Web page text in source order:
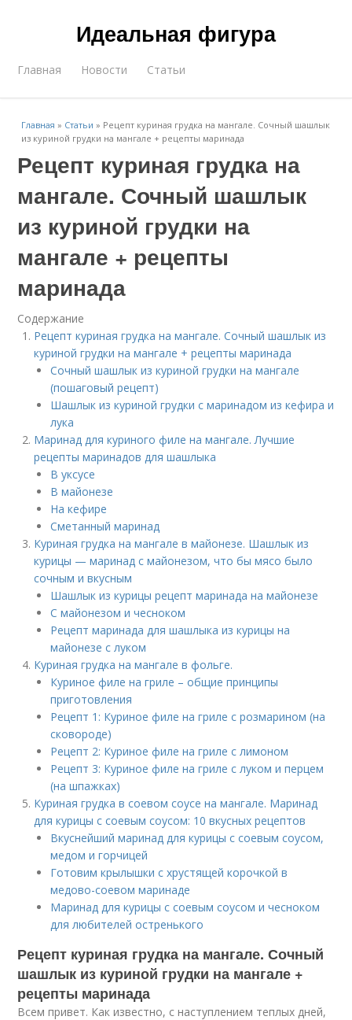
Идеальная фигура
Главная Новости Статьи
Главная » Статьи » Рецепт куриная грудка на мангале. Сочный шашлык
из куриной грудки на мангале + рецепты маринада
Рецепт куриная грудка на
мангале. Сочный шашлык
из куриной грудки на
мангале + рецепты
маринада
Содержание
Рецепт куриная грудка на мангале. Сочный шашлык из
куриной грудки на мангале + рецепты маринада
Сочный шашлык из куриной грудки на мангале
(пошаговый рецепт)
Шашлык из куриной грудки с маринадом из кефира и
лука
Маринад для куриного филе на мангале. Лучшие
рецепты маринадов для шашлыка
В уксусе
В майонезе
На кефире
Сметанный маринад
Куриная грудка на мангале в майонезе. Шашлык из
курицы — маринад с майонезом, что бы мясо было
сочным и вкусным
Шашлык из курицы рецепт маринада на майонезе
С майонезом и чесноком
Рецепт маринада для шашлыка из курицы на
майонезе с луком
Куриная грудка на мангале в фольге.
Куриное филе на гриле – общие принципы
приготовления
Рецепт 1: Куриное филе на гриле с розмарином (на
сковороде)
Рецепт 2: Куриное филе на гриле с лимоном
Рецепт 3: Куриное филе на гриле с луком и перцем
(на шпажках)
Куриная грудка в соевом соусе на мангале. Маринад
для курицы с соевым соусом: 10 вкусных рецептов
Вкуснейший маринад для курицы с соевым соусом,
медом и горчицей
Готовим крылышки с хрустящей корочкой в
медово-соевом маринаде
Маринад для курицы с соевым соусом и чесноком
для любителей остренького
Рецепт куриная грудка на мангале. Сочный
шашлык из куриной грудки на мангале +
рецепты маринада
Всем привет. Как известно, с наступлением теплых дней,